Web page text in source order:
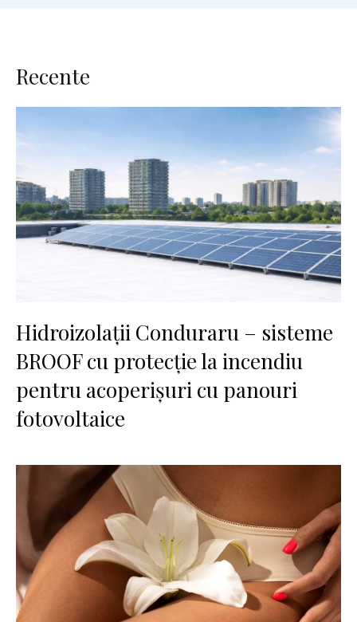
Recente
Hidroizolații Conduraru – sisteme
BROOF cu protecție la incendiu
pentru acoperișuri cu panouri
fotovoltaice